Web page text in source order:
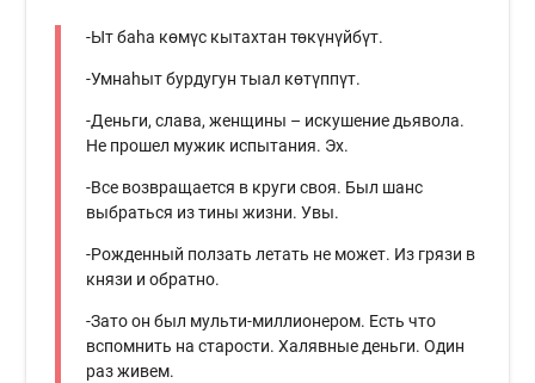
-Ыт баһа көмүс кытахтан төкүнүйбүт.
-Умнаһыт бурдугун тыал көтүппүт.
-Деньги, слава, женщины – искушение дьявола.
Не прошел мужик испытания. Эх.
-Все возвращается в круги своя. Был шанс
выбраться из тины жизни. Увы.
-Рожденный ползать летать не может. Из грязи в
князи и обратно.
-Зато он был мульти-миллионером. Есть что
вспомнить на старости. Халявные деньги. Один
раз живем.